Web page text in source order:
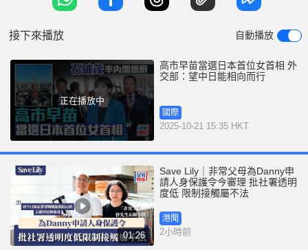
e
及今後的重點政策。 高市早苗當選成為日本首相。
接下來播放 自動播放
正在播放中
高市早苗當選日本首位女首相 外
交部：望中日能相向而行
國際
2025-10-21 15:35 HKT
01:26
Save Lily｜非常父母為Danny申
請人身保護令今審理 批社署透明
度低 限制接觸屬不法
港聞
2小時前